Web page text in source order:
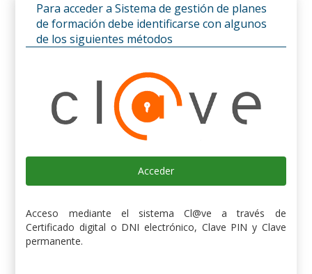
Para acceder a Sistema de gestión de planes
de formación debe identificarse con algunos
de los siguientes métodos
Acceder
Acceso mediante el sistema Cl@ve a través de
Certificado digital o DNI electrónico, Clave PIN y Clave
permanente.